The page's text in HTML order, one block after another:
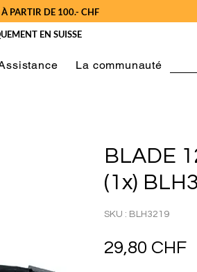
PARTIR DE 100.- CHF
EN SUISSE
La communauté
BLADE
(1x)
SKU : BLH3219
29,80 CHF